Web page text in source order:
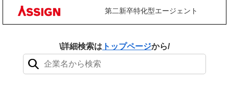
第二新卒特化型エージェント
\詳細検索は トップページから/